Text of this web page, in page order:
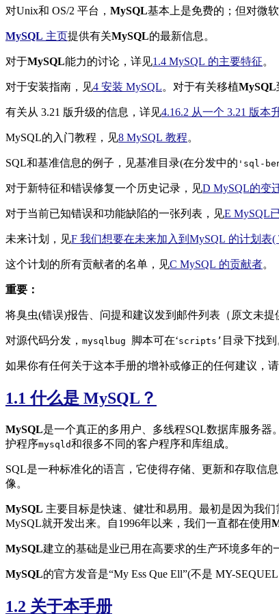
对Unix和 OS/2 平台， MySQL基本上是免费的；但对微
MySQL 主页提供有关MySQL的最新信息。
对于MySQL能力的讨论，详见1.4 MySQL 的主要特征。
对于安装指南，见4 安装 MySQL。对于有关移植MySQL
有关从 3.21 版升级的信息，详见4.16.2 从一个 3.21 版本
MySQL的入门教程，见8 MySQL 教程。
SQL和基准信息的例子，见基准目录(在分发中的 'sql-
对于新特征和错误修复一个历史记录，见D MySQL的变
对于当前已知错误和功能缺陷的一张列表，见E MySQL
未来计划，见F 我们想要在未来加入到MySQL 的计划表(
这个计划的所有贡献者的名单，见C MySQL 的贡献者。
重要：
将臭虫(错误)报告、问提和建议发到邮件列表（原文未提
对源代码分发， mysqlbug 脚本可在‘scripts’ 目录下找
如果你有任何关于这本手册的增补或修正的任何建议，
1.1 什么是 MySQL？
MySQL是一个真正的多用户、多线程SQL数据库服务器
护程序mysqld和很多不同的客户程序和库组成。
SQL是一种标准化的语言，它使得存储、更新和存取信
像。
MySQL 主要目标是快速、健壮和易用。最初是因为我
MySQL就开发出来。自1996年以来，我们一直都在使用
MySQL建立的基础是业已用在高要求的生产环境多年的
MySQL的官方发音是“My Ess Que Ell”(不是 MY-SEQUEL
1.2 关于本手册